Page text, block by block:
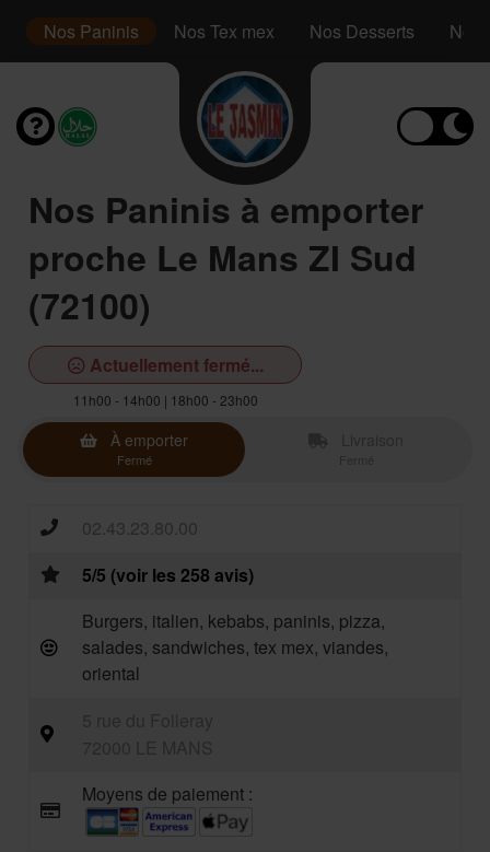
Nos Paninis Nos Tex mex Nos Desserts Nos
Nos Paninis à emporter
proche Le Mans ZI Sud
(72100)
Actuellement fermé...
11h00 - 14h00 | 18h00 - 23h00
À emporter
Fermé
02.43.23.80.00
5/5 (voir les 258 avis)
Burgers, italien, kebabs, paninis, pizza,
salades, sandwiches, tex mex, viandes,
oriental
Moyens de paiement :